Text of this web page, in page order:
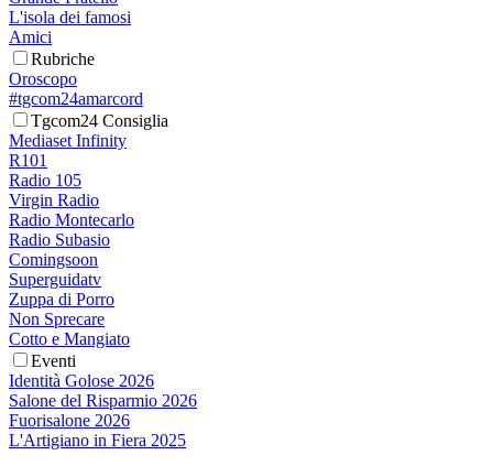
L'isola dei famosi
Amici
Rubriche
Oroscopo
#tgcom24amarcord
Tgcom24 Consiglia
Mediaset Infinity
R101
Radio 105
Virgin Radio
Radio Montecarlo
Radio Subasio
Comingsoon
Superguidatv
Zuppa di Porro
Non Sprecare
Cotto e Mangiato
Eventi
Identità Golose 2026
Salone del Risparmio 2026
Fuorisalone 2026
L'Artigiano in Fiera 2025